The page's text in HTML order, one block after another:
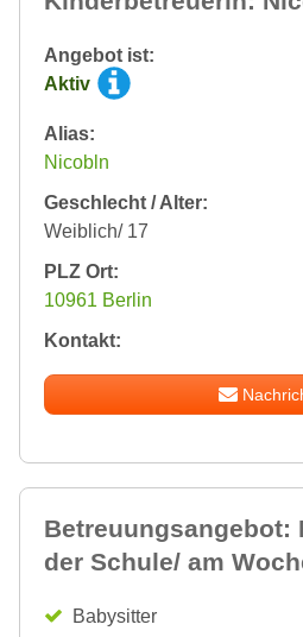
Angebot ist:
Aktiv
Alias:
Nicobln
Geschlecht / Alter:
Weiblich/ 17
PLZ Ort:
10961 Berlin
Kontakt:
Betreuungsangebot:
der Schule/ am
Babysitter